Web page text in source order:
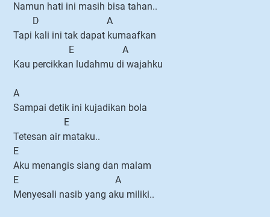
Namun hati ini masih bisa tahan..
D A
Tapi kali ini tak dapat kumaafkan
E A
Kau percikkan ludahmu di wajahku
A
Sampai detik ini kujadikan bola
E
Tetesan air mataku..
E
Aku menangis siang dan malam
E A
Menyesali nasib yang aku miliki..